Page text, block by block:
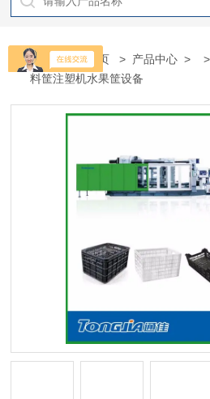
当前位置：首页 > 产品中心 > >
料筐注塑机水果筐设备